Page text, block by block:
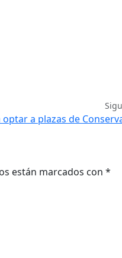
a plazas de
están marcados con *